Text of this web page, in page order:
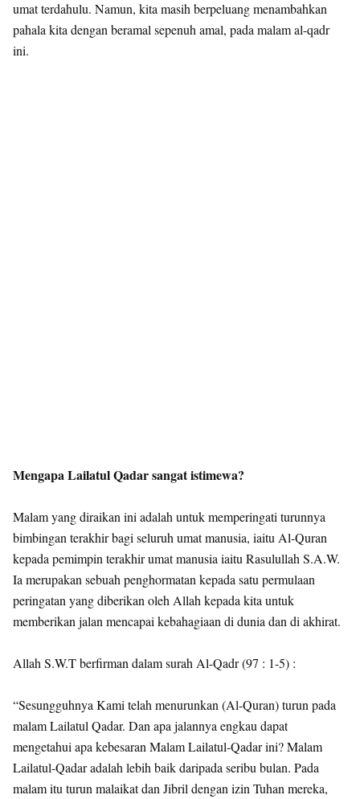
umat terdahulu. Namun, kita masih berpeluang menambahkan
pahala kita dengan beramal sepenuh amal, pada malam al-qadr
ini.
Mengapa Lailatul Qadar sangat istimewa?
Malam yang diraikan ini adalah untuk memperingati turunnya
bimbingan terakhir bagi seluruh umat manusia, iaitu Al-Quran
kepada pemimpin terakhir umat manusia iaitu Rasulullah S.A.W.
Ia merupakan sebuah penghormatan kepada satu permulaan
peringatan yang diberikan oleh Allah kepada kita untuk
memberikan jalan mencapai kebahagiaan di dunia dan di akhirat.
Allah S.W.T berfirman dalam surah Al-Qadr (97 : 1-5) :
“Sesungguhnya Kami telah menurunkan (Al-Quran) turun pada
malam Lailatul Qadar. Dan apa jalannya engkau dapat
mengetahui apa kebesaran Malam Lailatul-Qadar ini? Malam
Lailatul-Qadar adalah lebih baik daripada seribu bulan. Pada
malam itu turun malaikat dan Jibril dengan izin Tuhan mereka,